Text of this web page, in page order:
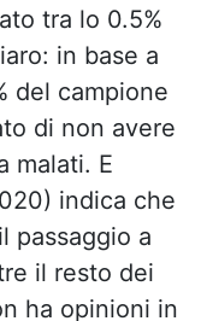
tra lo 0.5%
in base a
del campione
di non avere
malati. E
indica che
passaggio a
il resto dei
ha opinioni in